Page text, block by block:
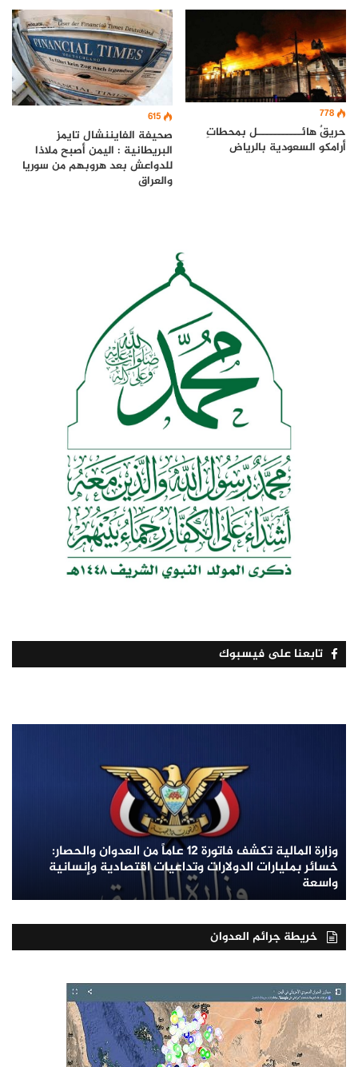
778
حريقٌ هائـــــــــــل بمحطاتِ
أرامكو السعودية بالرياض
615
صحيفة الفايننشال تايمز
البريطانية : اليمن أصبح ملاذا
للدواعش بعد هروبهم من سوريا
والعراق
تابعنا على فيسبوك
وزارة المالية تكشف فاتورة 12 عاماً من العدوان والحصار:
خسائر بمليارات الدولارات وتداعيات اقتصادية وإنسانية
واسعة
خريطة جرائم العدوان